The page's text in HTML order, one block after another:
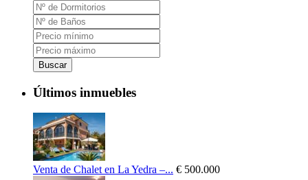
Buscar
Últimos inmuebles
Venta de Chalet en La Yedra –... € 500.000